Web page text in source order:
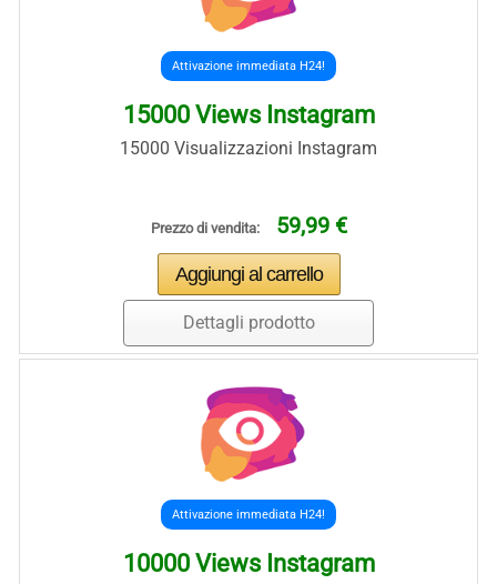
Attivazione immediata H24!
15000 Views Instagram
15000 Visualizzazioni Instagram
Prezzo di vendita: 59,99 €
Dettagli prodotto
Attivazione immediata H24!
10000 Views Instagram